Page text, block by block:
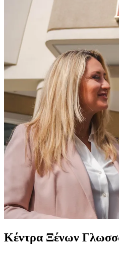
Κέντρα Ξένων